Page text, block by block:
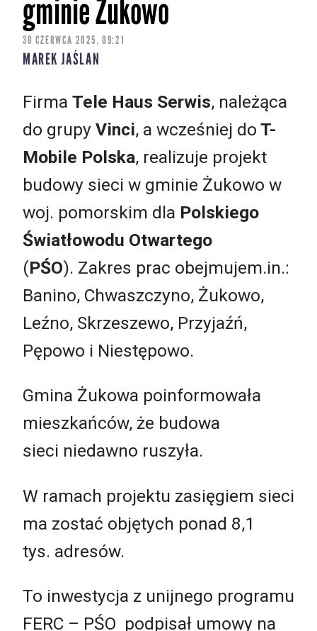
gminie Żukowo
30 CZERWCA 2025, 09:21
MAREK JAŚLAN
Firma Tele Haus Serwis, należąca
do grupy Vinci, a wcześniej do T-
Mobile Polska, realizuje projekt
budowy sieci w gminie Żukowo w
woj. pomorskim dla Polskiego
Światłowodu Otwartego
(PŚO). Zakres prac obejmujem.in.:
Banino, Chwaszczyno, Żukowo,
Leźno, Skrzeszewo, Przyjaźń,
Pępowo i Niestępowo.
Gmina Żukowa poinformowała
mieszkańców, że budowa
sieci niedawno ruszyła.
W ramach projektu zasięgiem sieci
ma zostać objętych ponad 8,1
tys. adresów.
To inwestycja z unijnego programu
FERC – PŚO podpisał umowy na